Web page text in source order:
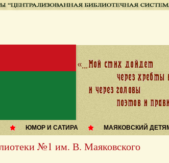
ЮМОР И САТИРА МАЯКОВСКИЙ
№1 им. В. Маяковского